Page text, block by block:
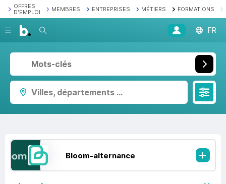
OFFRES
D'EMPLOI
MEMBRES ENTREPRISES MÉTIERS FORMATIONS
Recherche FR
Villes, départements ...
Bloom-alternance